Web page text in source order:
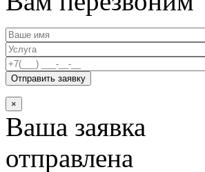
×
Ваша заявка
отправлена